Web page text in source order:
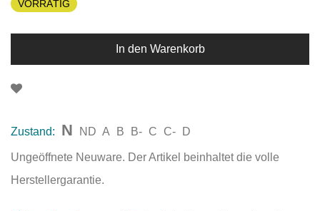
VORRÄTIG
In den Warenkorb
Zustand: N ND A B B- C C- D
Ungeöffnete Neuware. Der Artikel beinhaltet die volle
Herstellergarantie.